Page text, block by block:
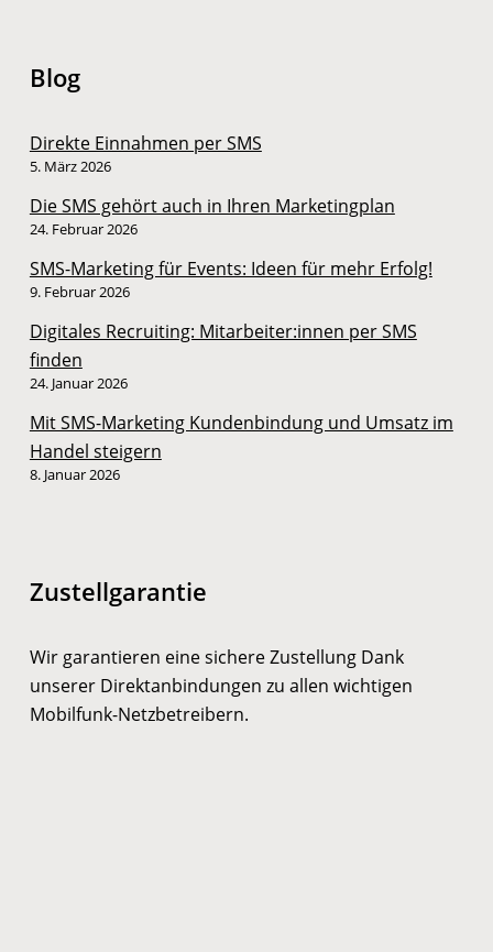
Blog
Direkte Einnahmen per SMS
5. März 2026
Die SMS gehört auch in Ihren Marketingplan
24. Februar 2026
SMS-Marketing für Events: Ideen für mehr Erfolg!
9. Februar 2026
Digitales Recruiting: Mitarbeiter:innen per SMS
finden
24. Januar 2026
Mit SMS-Marketing Kundenbindung und Umsatz im
Handel steigern
8. Januar 2026
Zustellgarantie
Wir garantieren eine sichere Zustellung Dank
unserer Direktanbindungen zu allen wichtigen
Mobilfunk-Netzbetreibern.